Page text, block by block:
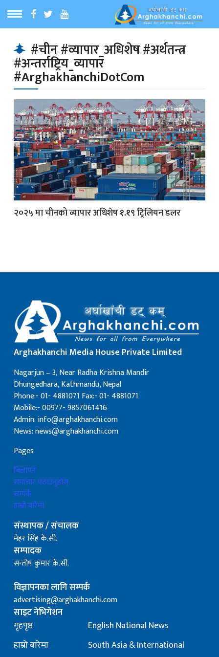
MENU
समाचार
समाचार
समाचार
News
#चीन #व्यापार_अधिशेष #अर्थतन्त्र
#अन्तर्राष्ट्रिय_व्यापार
#ArghakhanchiDotCom
२०२५ मा चीनको व्यापार अधिशेष १.१९ ट्रिलियन डलर
Arghakhanchi Media House Private Limited
Nagarjun – 3, Near Radha Krishna Mandir
Dhungedhara, Kathmandu, Nepal
Phone:- 01- 4881071 Fax:- 01- 4881071
Mobile:- 00977- 9857061416
Admin: info@arghakhanchi.com
News: news@arghakhanchi.com
Pages
बिज्ञापन
समाचार पठाउनुहोस्
सम्पर्क
हाम्रो बारेमा
संस्थापक / संचालक
मेहर सिंह के.सी.
सम्पादक
सन्तोष कुमार के.सी.
विज्ञापनका लागि सम्पर्क
advertising@arghakhanchi.com
साइट नेभिगेशन
गृहपृष्ठ
हाम्रो बारेमा
English National News
South Asia & International